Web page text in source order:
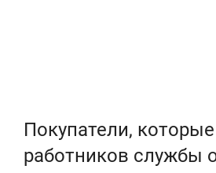
Покупатели,
работников службы